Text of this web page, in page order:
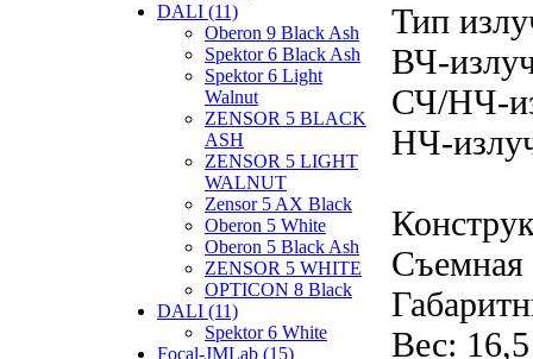
DALI (11)
Oberon 9 Black Ash
Spektor 6 Black Ash
Spektor 6 Light
Walnut
ZENSOR 5 BLACK
ASH
ZENSOR 5 LIGHT
WALNUT
Zensor 5 AX Black
Oberon 5 White
Oberon 5 Black Ash
ZENSOR 5 WHITE
OPTICON 8 Black
DALI (11)
Spektor 6 White
Focal-JMLab (15)
Тип
ВЧ-
СЧ/НЧ-
НЧ-
Съемная
Вес: 16,5